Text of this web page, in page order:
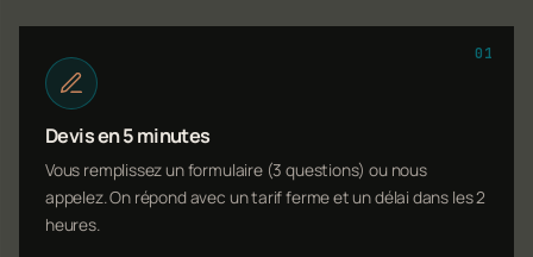
01
Devis en 5 minutes
Vous remplissez un formulaire (3 questions) ou nous
appelez. On répond avec un tarif ferme et un délai dans les 2
heures.